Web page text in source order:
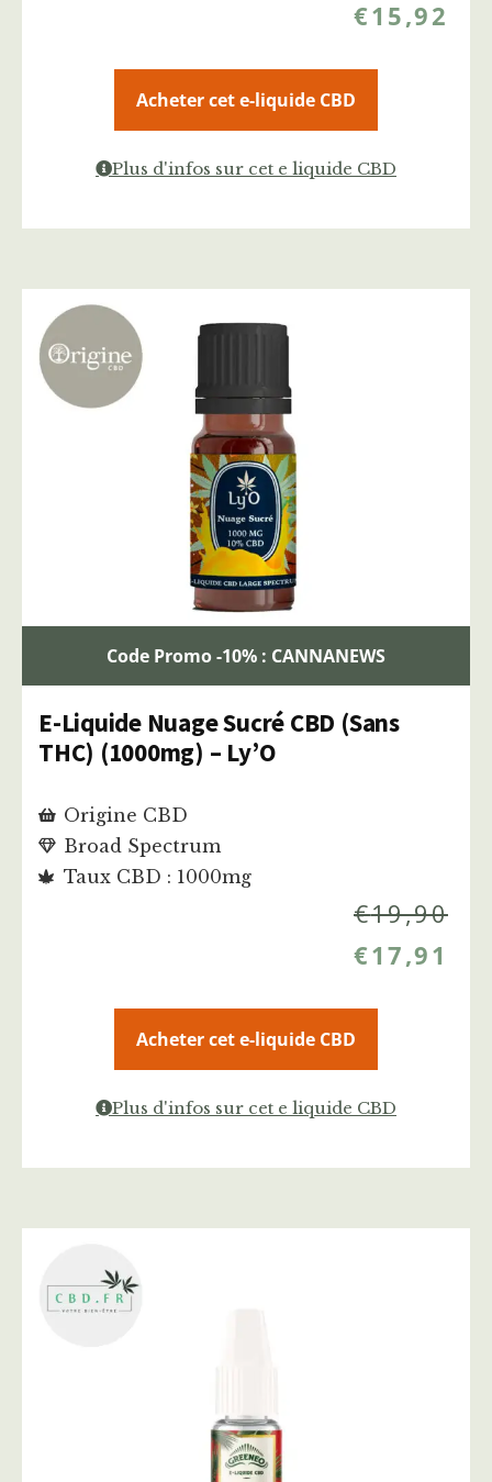
€15,92
Acheter cet e-liquide CBD
Plus d'infos sur cet e liquide CBD
Code Promo -10% : CANNANEWS
E-Liquide Nuage Sucré CBD (Sans
THC) (1000mg) – Ly’O
Origine CBD
Broad Spectrum
Taux CBD : 1000mg
€19,90
€17,91
Acheter cet e-liquide CBD
Plus d'infos sur cet e liquide CBD